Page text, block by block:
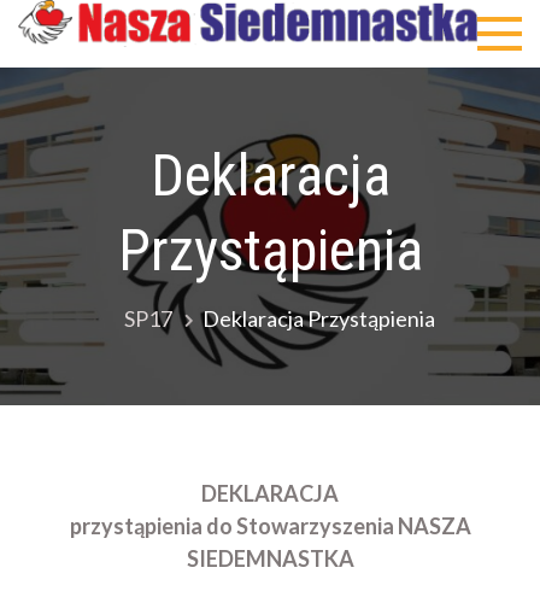
Skip
content
Deklaracja
Przystąpienia
SP17 Deklaracja Przystąpienia
DEKLARACJA
przystąpienia do Stowarzyszenia NASZA
SIEDEMNASTKA